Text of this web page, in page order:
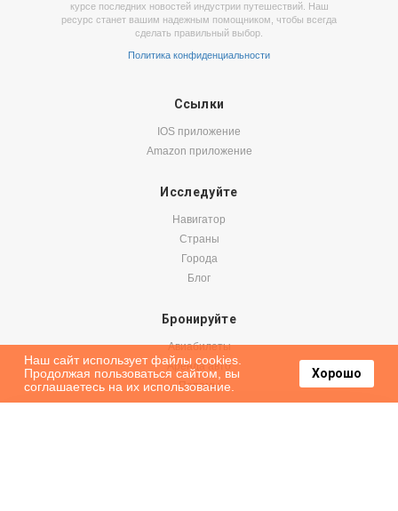
курсе последних новостей индустрии путешествий. Наш
ресурс станет вашим надежным помощником, чтобы всегда
сделать правильный выбор.
Политика конфиденциальности
Ссылки
IOS приложение
Amazon приложение
Исследуйте
Навигатор
Страны
Города
Блог
Бронируйте
Авиабилеты
Аренда авто
Паромы
Наш сайт использует файлы cookies.
Продолжая пользоваться сайтом, вы
соглашаетесь на их использование.
Хорошо